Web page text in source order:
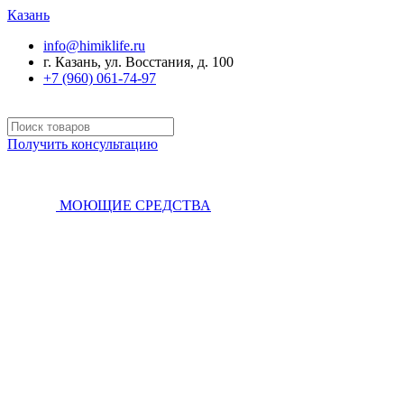
Казань
info@himiklife.ru
г. Казань, ул. Восстания, д. 100
+7 (960) 061-74-97
Получить консультацию
МОЮЩИЕ СРЕДСТВА